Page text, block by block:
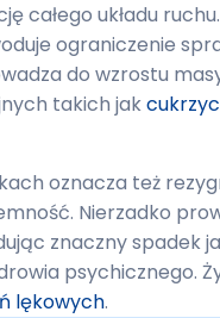
całego układu
ograniczenie
do wzrostu
takich jak
oznacza też
Nierzadko
znaczny spadek
psychicznego.
lękowych.